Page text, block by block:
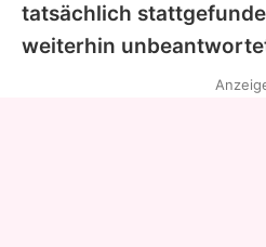
tatsächlich
weiterhin